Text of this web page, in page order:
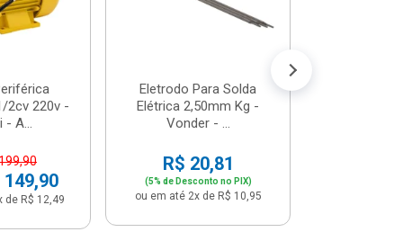
2cv 220v -
- A...
149,90
de R$ 12,49
Eletrodo Para Solda
Elétrica 2,50mm Kg -
Vonder - ...
R$ 20,81
(5% de Desconto no PIX)
ou em até 2x de R$ 10,95